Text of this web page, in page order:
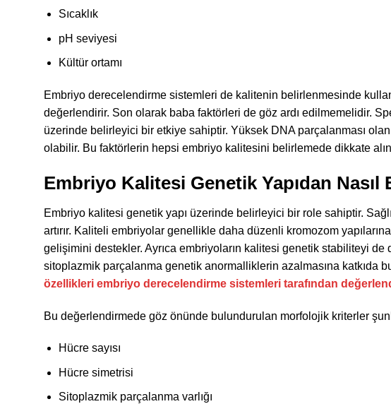
Sıcaklık
pH seviyesi
Kültür ortamı
Embriyo derecelendirme sistemleri de kalitenin belirlenmesinde
değerlendirir. Son olarak baba faktörleri de göz ardı edilmemelidir.
üzerinde belirleyici bir etkiye sahiptir. Yüksek DNA parçalanması
olabilir. Bu faktörlerin hepsi embriyo kalitesini belirlemede dikkate
Embriyo Kalitesi Genetik Yapıdan Nasıl
Embriyo kalitesi genetik yapı üzerinde belirleyici bir role sahiptir.
artırır. Kaliteli embriyolar genellikle daha düzenli kromozom
gelişimini destekler. Ayrıca embriyoların kalitesi genetik stabiliteyi
sitoplazmik parçalanma genetik anormalliklerin azalmasına katkıda
özellikleri embriyo derecelendirme sistemleri tarafından
Bu değerlendirmede göz önünde bulundurulan morfolojik kriterler
Hücre sayısı
Hücre simetrisi
Sitoplazmik parçalanma varlığı